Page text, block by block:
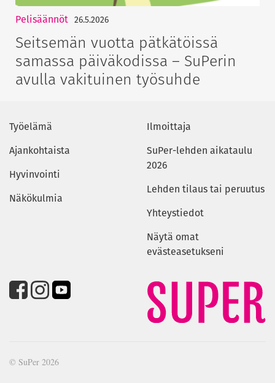
Pelisäännöt 26.5.2026
Seitsemän vuotta pätkätöissä
samassa päiväkodissa – SuPerin
avulla vakituinen työsuhde
Työelämä
Ajankohtaista
Hyvinvointi
Näkökulmia
Ilmoittaja
SuPer-lehden aikataulu
2026
Lehden tilaus tai peruutus
Yhteystiedot
Näytä omat
evästeasetukseni
© SuPer 2026